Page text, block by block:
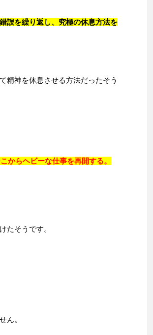
誤を繰り返し、究極の休息方法を
精神を休息させる方法だったそう
からヘビーな仕事を再開する。
たそうです。
ん。